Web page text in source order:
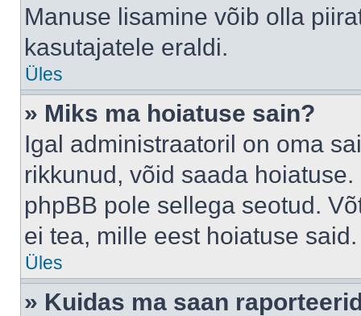
Manuse lisamine võib olla
kasutajatele eraldi.
Üles
» Miks ma hoiatuse sain?
Igal administraatoril on oma
rikkunud, võid saada
phpBB pole sellega seotud.
ei tea, mille eest hoiatuse said.
Üles
» Kuidas ma saan